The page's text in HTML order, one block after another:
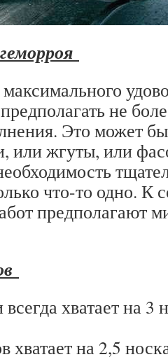
не
Это может
или жгуты, или
что-то одно. К
предполагают
хватает на 3
хватает на 2,5